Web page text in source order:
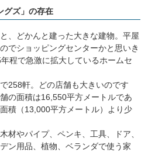
グズ」の存在
、どかんと建った大きな建物。平屋
でショッピングセンターかと思いき
程で急激に拡大しているホームセ
258軒。どの店舗も大きいのです
の面積は16,550平方メートルであ
積（13,000平方メートル）より少
材やパイプ、ペンキ、工具、ドア、
ン用品、植物、ベランダで使う家